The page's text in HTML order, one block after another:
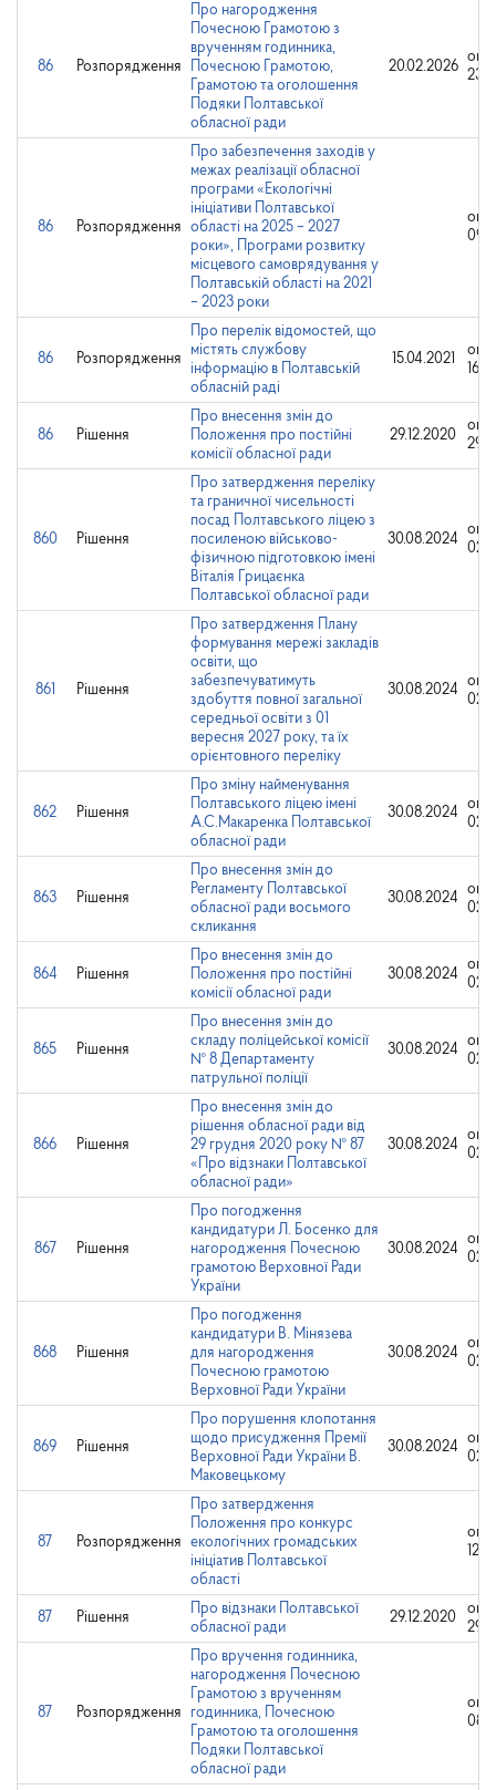
86 Розпорядження
Про нагородження
Почесною Грамотою з
врученням годинника,
Почесною Грамотою,
Грамотою та оголошення
Подяки Полтавської
обласної ради
20.02.2026
86 Розпорядження
Про забезпечення заходів у
межах реалізації обласної
програми «Екологічні
ініціативи Полтавської
області на 2025 – 2027
роки», Програми розвитку
місцевого самоврядування у
Полтавській області на 2021
– 2023 роки
86 Розпорядження
Про перелік відомостей, що
містять службову
інформацію в Полтавській
обласній раді
15.04.2021
86 Рішення
Про внесення змін до
Положення про постійні
комісії обласної ради
29.12.2020
860 Рішення
Про затвердження переліку
та граничної чисельності
посад Полтавського ліцею з
посиленою військово-
фізичною підготовкою імені
Віталія Грицаєнка
Полтавської обласної ради
30.08.2024
861 Рішення
Про затвердження Плану
формування мережі закладів
освіти, що
забезпечуватимуть
здобуття повної загальної
середньої освіти з 01
вересня 2027 року, та їх
орієнтовного переліку
30.08.2024
862 Рішення
Про зміну найменування
Полтавського ліцею імені
А.С.Макаренка Полтавської
обласної ради
30.08.2024
863 Рішення
Про внесення змін до
Регламенту Полтавської
обласної ради восьмого
скликання
30.08.2024
864 Рішення
Про внесення змін до
Положення про постійні
комісії обласної ради
30.08.2024
865 Рішення
Про внесення змін до
складу поліцейської комісії
№ 8 Департаменту
патрульної поліції
30.08.2024
866 Рішення
Про внесення змін до
рішення обласної ради від
29 грудня 2020 року № 87
«Про відзнаки Полтавської
обласної ради»
30.08.2024
867 Рішення
Про погодження
кандидатури Л. Босенко для
нагородження Почесною
грамотою Верховної Ради
України
30.08.2024
868 Рішення
Про погодження
кандидатури В. Мінязева
для нагородження
Почесною грамотою
Верховної Ради України
30.08.2024
869 Рішення
Про порушення клопотання
щодо присудження Премії
Верховної Ради України В.
Маковецькому
30.08.2024
87 Розпорядження
Про затвердження
Положення про конкурс
екологічних громадських
ініціатив Полтавської
області
87 Рішення
Про відзнаки Полтавської
обласної ради
29.12.2020
87 Розпорядження
Про вручення годинника,
нагородження Почесною
Грамотою з врученням
годинника, Почесною
Грамотою та оголошення
Подяки Полтавської
обласної ради